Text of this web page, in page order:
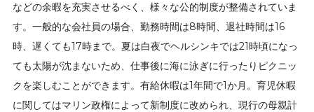
などの余暇を充実させるべく、様々な公的制度が整備されていま
す。一般的な会社員の場合、勤務時間は8時間、退社時間は16
時、遅くても17時まで。夏は白夜でヘルシンキでは21時頃になっ
ても太陽が沈まないため、仕事後に海に泳ぎに行ったりピクニッ
クを楽しむことができます。有給休暇は1年間で1か月。育児休暇
に関してはマリン政権によって新制度に改められ、現行の母親計